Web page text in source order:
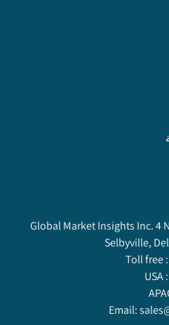
Global Market Insights Inc. 4
Selbyville,
Toll free :
USA :
Email: